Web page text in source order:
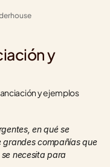
y
y ejemplos
en qué se
compañías que
necesita para